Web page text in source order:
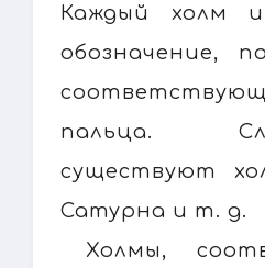
Каждый холм
обозначение,
пальца.
существуют
Сатурна и т. д.
Холмы,